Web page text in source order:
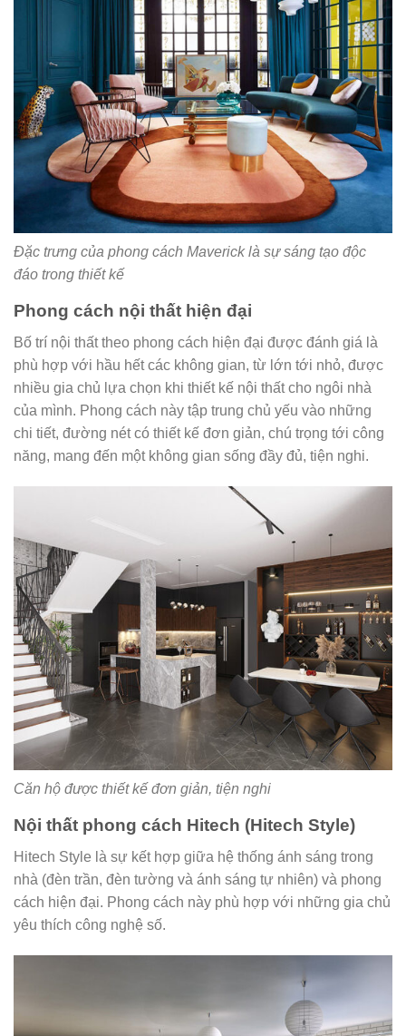
Đặc trưng của phong cách Maverick là sự sáng tạo độc
đáo trong thiết kế
Phong cách nội thất hiện đại
Bố trí nội thất theo phong cách hiện đại được đánh giá là
phù hợp với hầu hết các không gian, từ lớn tới nhỏ, được
nhiều gia chủ lựa chọn khi thiết kế nội thất cho ngôi nhà
của mình. Phong cách này tập trung chủ yếu vào những
chi tiết, đường nét có thiết kế đơn giản, chú trọng tới công
năng, mang đến một không gian sống đầy đủ, tiện nghi.
Căn hộ được thiết kế đơn giản, tiện nghi
Nội thất phong cách Hitech (Hitech Style)
Hitech Style là sự kết hợp giữa hệ thống ánh sáng trong
nhà (đèn trần, đèn tường và ánh sáng tự nhiên) và phong
cách hiện đại. Phong cách này phù hợp với những gia chủ
yêu thích công nghệ số.